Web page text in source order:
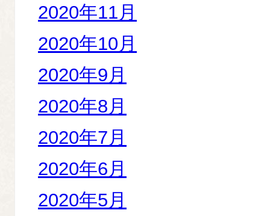
2020年11月
2020年10月
2020年9月
2020年8月
2020年7月
2020年6月
2020年5月